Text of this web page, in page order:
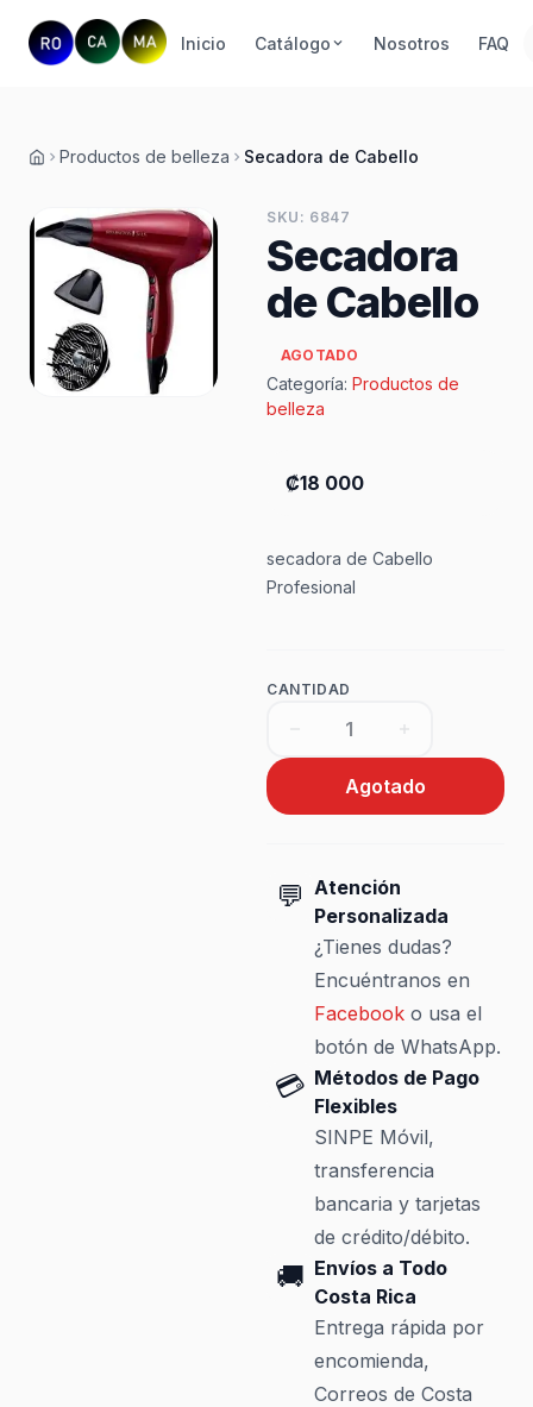
Inicio Catálogo Nosotros FAQ
Inicio
Productos de belleza Secadora de Cabello
SKU: 6847
Secadora
de Cabello
AGOTADO
Categoría: Productos de
belleza
₡18 000
secadora de Cabello
Profesional
CANTIDAD
Agotado
💬 Atención
Personalizada
¿Tienes dudas?
Encuéntranos en
Facebooko usa el
botón de WhatsApp.
💳 Métodos de Pago
Flexibles
SINPE Móvil,
transferencia
bancaria y tarjetas
de crédito/débito.
🚚 Envíos a Todo
Costa Rica
Entrega rápida por
encomienda,
Correos de Costa